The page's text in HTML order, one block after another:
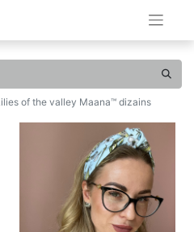
of the valley Maana™ dizains